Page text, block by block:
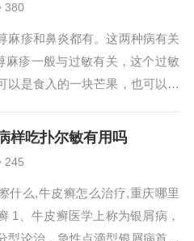
380
麻疹和鼻炎都有。这两种病有关
麻疹一般与过敏有关，这个过敏
以是食入的一块芒果，也可以是
感冒的病毒，当然也可以是你感
，在外界各种致敏因素的作用
机体...
样吃扑尔敏有用吗
245
什么,牛皮癣怎么治疗,重庆哪里
1、牛皮癣医学上称为银屑病，
型论治，急性点滴型银屑病首选